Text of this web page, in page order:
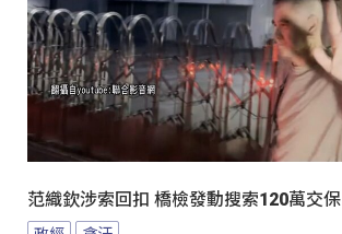
范織欽涉索回扣 橋檢發動搜索120萬交保